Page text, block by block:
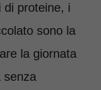
di proteine, i
sono la
la giornata
senza